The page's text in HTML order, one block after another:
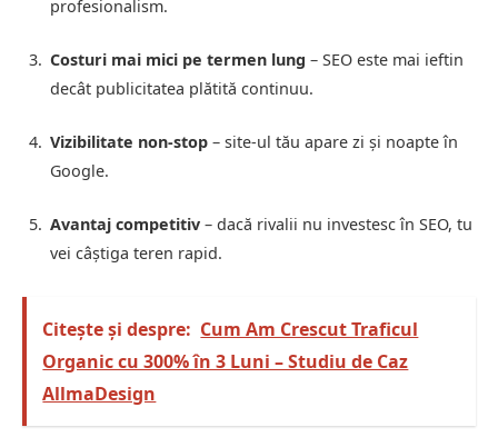
profesionalism.
Costuri mai mici pe termen lung – SEO este mai ieftin
decât publicitatea plătită continuu.
Vizibilitate non-stop – site-ul tău apare zi și noapte în
Google.
Avantaj competitiv – dacă rivalii nu investesc în SEO, tu
vei câștiga teren rapid.
Citește și despre: Cum Am Crescut Traficul
Organic cu 300% în 3 Luni – Studiu de Caz
AllmaDesign